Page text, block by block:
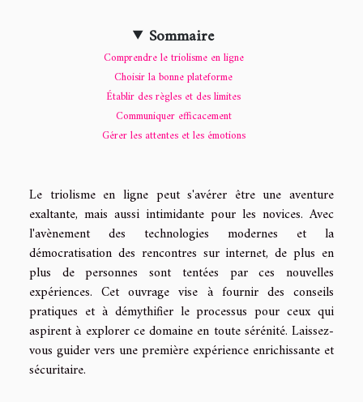
Sommaire
Comprendre le triolisme en ligne
Choisir la bonne plateforme
Établir des règles et des limites
Communiquer efficacement
Gérer les attentes et les émotions
Le triolisme en ligne peut s'avérer être une aventure
exaltante, mais aussi intimidante pour les novices. Avec
l'avènement des technologies modernes et la
démocratisation des rencontres sur internet, de plus en
plus de personnes sont tentées par ces nouvelles
expériences. Cet ouvrage vise à fournir des conseils
pratiques et à démythifier le processus pour ceux qui
aspirent à explorer ce domaine en toute sérénité. Laissez-
vous guider vers une première expérience enrichissante et
sécuritaire.